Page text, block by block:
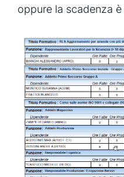
oppure la scadenza